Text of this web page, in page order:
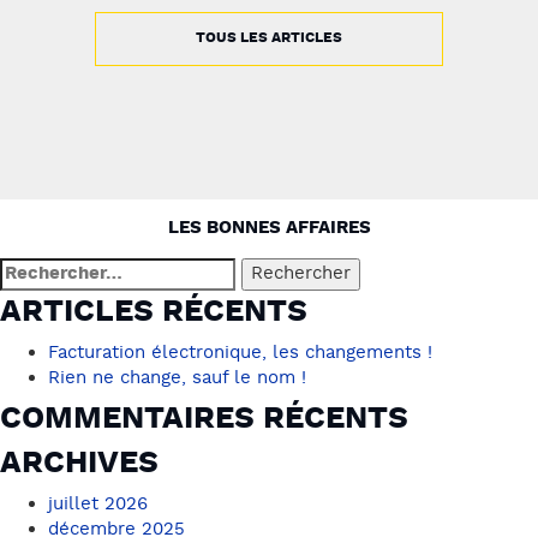
TOUS LES ARTICLES
NAVIGATION
DE
L’ARTICLE
LES BONNES AFFAIRES
Rechercher :
ARTICLES RÉCENTS
Facturation électronique, les changements !
Rien ne change, sauf le nom !
COMMENTAIRES RÉCENTS
ARCHIVES
juillet 2026
décembre 2025